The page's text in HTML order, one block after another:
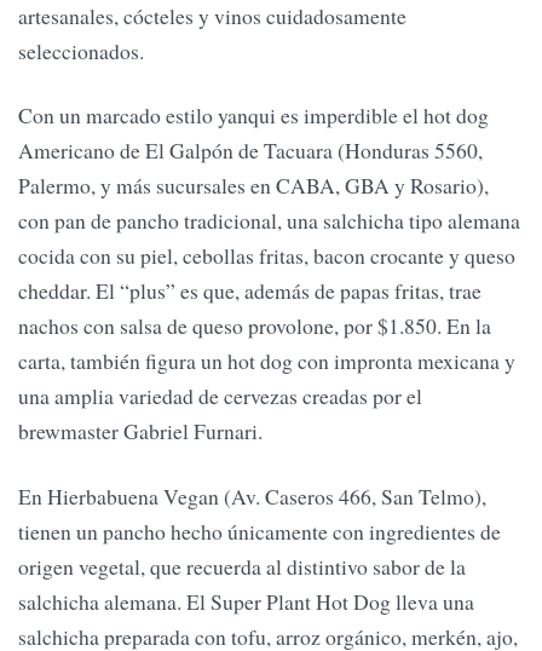
artesanales, cócteles y vinos cuidadosamente
seleccionados.
Con un marcado estilo yanqui es imperdible el hot dog
Americano de El Galpón de Tacuara (Honduras 5560,
Palermo, y más sucursales en CABA, GBA y Rosario),
con pan de pancho tradicional, una salchicha tipo alemana
cocida con su piel, cebollas fritas, bacon crocante y queso
cheddar. El “plus” es que, además de papas fritas, trae
nachos con salsa de queso provolone, por $1.850. En la
carta, también figura un hot dog con impronta mexicana y
una amplia variedad de cervezas creadas por el
brewmaster Gabriel Furnari.
En Hierbabuena Vegan (Av. Caseros 466, San Telmo),
tienen un pancho hecho únicamente con ingredientes de
origen vegetal, que recuerda al distintivo sabor de la
salchicha alemana. El Super Plant Hot Dog lleva una
salchicha preparada con tofu, arroz orgánico, merkén, ajo,